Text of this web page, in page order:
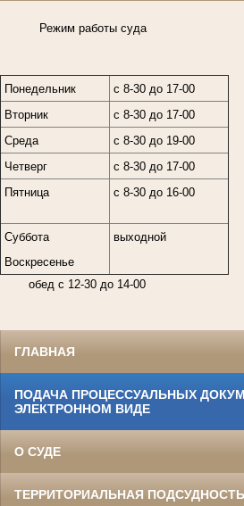
Режим работы суда
Понедельник
с 8-30 до 17-00
Вторник
с 8-30 до 17-00
Среда
с 8-30 до 19-00
Четверг
с 8-30 до 17-00
Пятница
с 8-30 до 16-00
Суббота
Воскресенье
выходной
обед с 12-30 до 14-00
ГЛАВНАЯ
ПОДАЧА ПРОЦЕССУАЛЬНЫХ
ЭЛЕКТРОННОМ ВИДЕ
О СУДЕ
ТЕРРИТОРИАЛЬНАЯ ПОДСУДНОСТЬ